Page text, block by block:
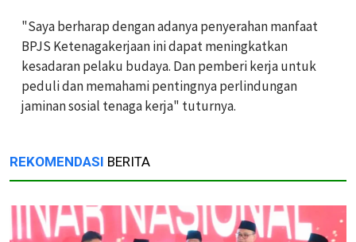
"Saya berharap dengan adanya penyerahan manfaat
BPJS Ketenagakerjaan ini dapat meningkatkan
kesadaran pelaku budaya. Dan pemberi kerja untuk
peduli dan memahami pentingnya perlindungan
jaminan sosial tenaga kerja" tuturnya.
REKOMENDASI BERITA